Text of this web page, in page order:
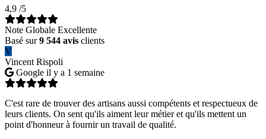
4,9 /5
Note Globale Excellente
Basé sur9 544 avis clients
V
Vincent Rispoli
Google il y a 1 semaine
C'est rare de trouver des artisans aussi compétents et respectueux de
leurs clients. On sent qu'ils aiment leur métier et qu'ils mettent un
point d'honneur à fournir un travail de qualité.